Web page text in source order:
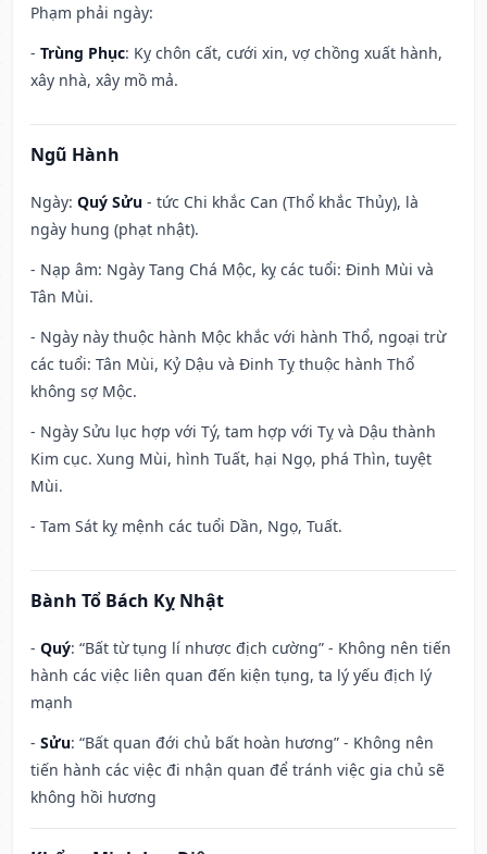
Phạm phải ngày:
- Trùng Phục: Kỵ chôn cất, cưới xin, vợ chồng xuất hành,
xây nhà, xây mồ mả.
Ngũ Hành
Ngày: Quý Sửu - tức Chi khắc Can (Thổ khắc Thủy), là
ngày hung (phạt nhật).
- Nạp âm: Ngày Tang Chá Mộc, kỵ các tuổi: Đinh Mùi và
Tân Mùi.
- Ngày này thuộc hành Mộc khắc với hành Thổ, ngoại trừ
các tuổi: Tân Mùi, Kỷ Dậu và Đinh Tỵ thuộc hành Thổ
không sợ Mộc.
- Ngày Sửu lục hợp với Tý, tam hợp với Tỵ và Dậu thành
Kim cục. Xung Mùi, hình Tuất, hại Ngọ, phá Thìn, tuyệt
Mùi.
- Tam Sát kỵ mệnh các tuổi Dần, Ngọ, Tuất.
Bành Tổ Bách Kỵ Nhật
- Quý: “Bất từ tụng lí nhược địch cường” - Không nên tiến
hành các việc liên quan đến kiện tụng, ta lý yếu địch lý
mạnh
- Sửu: “Bất quan đới chủ bất hoàn hương” - Không nên
tiến hành các việc đi nhận quan để tránh việc gia chủ sẽ
không hồi hương